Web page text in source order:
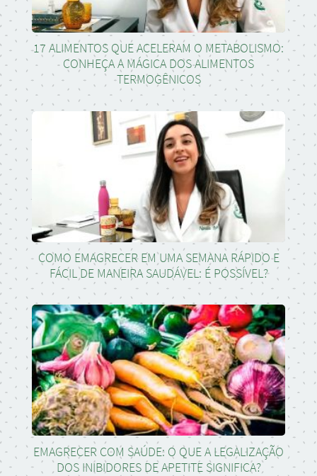
17 ALIMENTOS QUE ACELERAM O METABOLISMO:
CONHEÇA A MÁGICA DOS ALIMENTOS
TERMOGÊNICOS
COMO EMAGRECER EM UMA SEMANA RÁPIDO E
FÁCIL DE MANEIRA SAUDÁVEL: É POSSÍVEL?
EMAGRECER COM SAÚDE: O QUE A LEGALIZAÇÃO
DOS INIBIDORES DE APETITE SIGNIFICA?